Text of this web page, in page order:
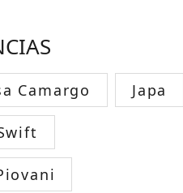
Camargo Japa